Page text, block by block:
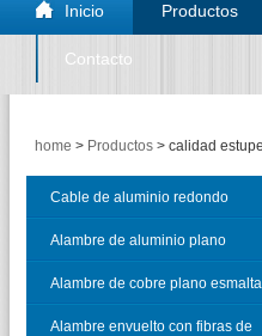
Inicio Productos
Contacto
home > Productos > calidad
Cable de aluminio redondo
esmaltado
Alambre de aluminio plano
esmaltado
Alambre de cobre plano
Alambre envuelto con fibras de